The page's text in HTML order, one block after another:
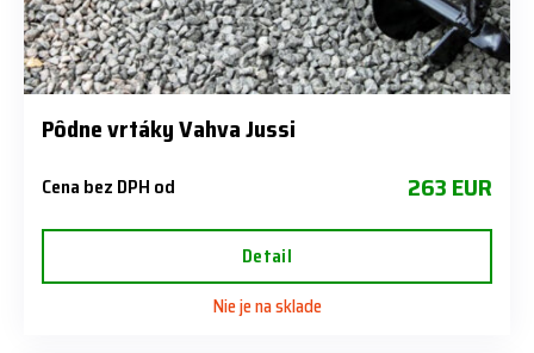
Pôdne vrtáky Vahva Jussi
Cena bez DPH od 263 EUR
Detail
Nie je na sklade